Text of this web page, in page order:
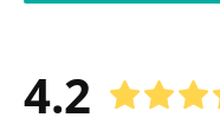
4.2